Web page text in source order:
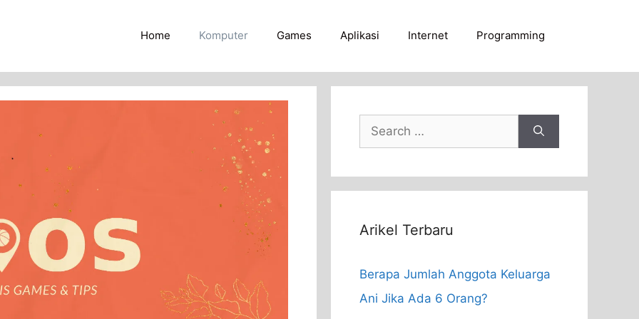
Home Komputer Games Aplikasi Internet Programming
Search
for:
Arikel Terbaru
Berapa Jumlah Anggota Keluarga
Ani Jika Ada 6 Orang?